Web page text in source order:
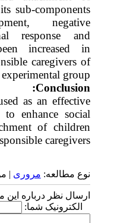
sub-components
negative
response and
been increased in
caregivers of
experimentalgroup.
Conclusion
:
as an effective
to enhance social
of children
caregivers.
نوع مطالعه:مروری|
ارسال نظر درباره این
الکترونیک شما: